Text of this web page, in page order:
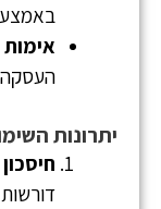
יתרונות